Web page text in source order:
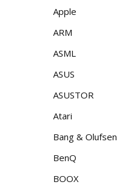
Apple
ARM
ASML
ASUS
ASUSTOR
Atari
Bang & Olufsen
BenQ
BOOX